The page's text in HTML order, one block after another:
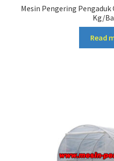
Mesin Pengering
Kg/
Read